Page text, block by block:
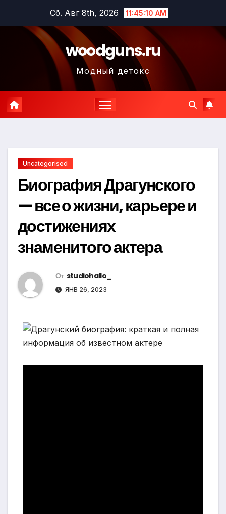
содержимому
Сб. Авг 8th, 2026 11:45:11 AM
woodguns.ru
Модный детокс
Uncategorised
Биография Драгунского
— все о жизни, карьере и
достижениях
знаменитого актера
От studiohallo_
ЯНВ 26, 2023